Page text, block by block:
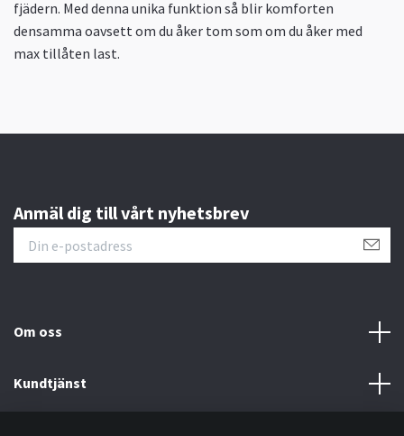
fjädern. Med denna unika funktion så blir komforten
densamma oavsett om du åker tom som om du åker med
max tillåten last.
Anmäl dig till vårt nyhetsbrev
Om oss
Kundtjänst